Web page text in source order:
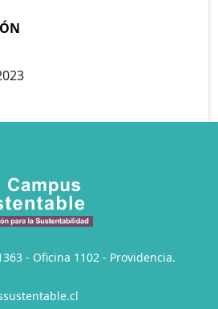
- Oficina 1102 - Providencia.